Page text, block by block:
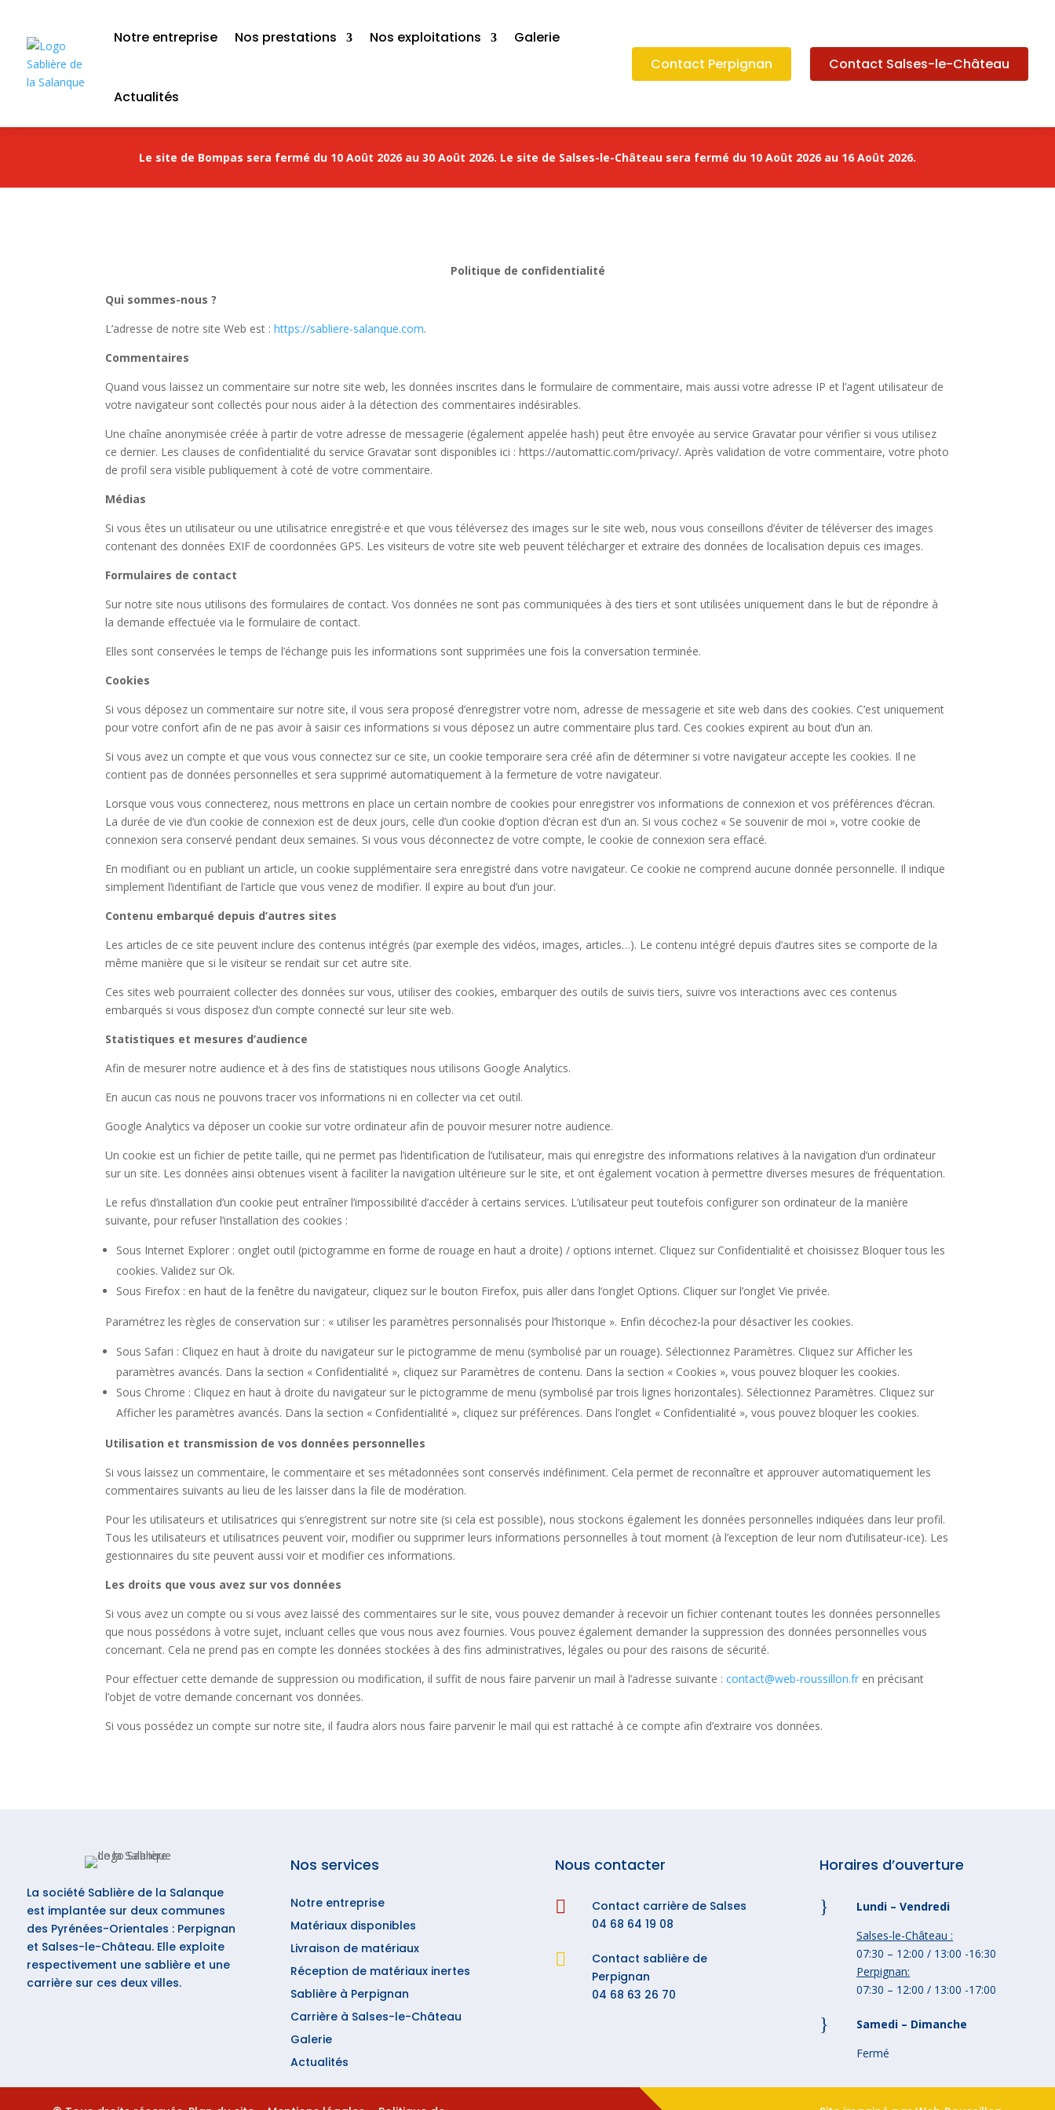
Notre entreprise Nos prestations Nos exploitations Galerie
Actualités
Contact Perpignan Contact Salses-le-Château
Le site de Bompas sera fermé du 10 Août 2026 au 30 Août 2026. Le site de Salses-le-Château sera fermé du 10 Août 2026 au 16 Août 2026.
Politique de confidentialité
Qui sommes-nous ?
L’adresse de notre site Web est :https://sabliere-salanque.com.
Commentaires
Quand vous laissez un commentaire sur notre site web, les données inscrites dans le formulaire de commentaire, mais aussi votre adresse IP et l’agent utilisateur de
votre navigateur sont collectés pour nous aider à la détection des commentaires indésirables.
Une chaîne anonymisée créée à partir de votre adresse de messagerie (également appelée hash) peut être envoyée au service Gravatar pour vérifier si vous utilisez
ce dernier. Les clauses de confidentialité du service Gravatar sont disponibles ici : https://automattic.com/privacy/. Après validation de votre commentaire, votre photo
de profil sera visible publiquement à coté de votre commentaire.
Médias
Si vous êtes un utilisateur ou une utilisatrice enregistré·e et que vous téléversez des images sur le site web, nous vous conseillons d’éviter de téléverser des images
contenant des données EXIF de coordonnées GPS. Les visiteurs de votre site web peuvent télécharger et extraire des données de localisation depuis ces images.
Formulaires de contact
Sur notre site nous utilisons des formulaires de contact. Vos données ne sont pas communiquées à des tiers et sont utilisées uniquement dans le but de répondre à
la demande effectuée via le formulaire de contact.
Elles sont conservées le temps de l’échange puis les informations sont supprimées une fois la conversation terminée.
Cookies
Si vous déposez un commentaire sur notre site, il vous sera proposé d’enregistrer votre nom, adresse de messagerie et site web dans des cookies. C’est uniquement
pour votre confort afin de ne pas avoir à saisir ces informations si vous déposez un autre commentaire plus tard. Ces cookies expirent au bout d’un an.
Si vous avez un compte et que vous vous connectez sur ce site, un cookie temporaire sera créé afin de déterminer si votre navigateur accepte les cookies. Il ne
contient pas de données personnelles et sera supprimé automatiquement à la fermeture de votre navigateur.
Lorsque vous vous connecterez, nous mettrons en place un certain nombre de cookies pour enregistrer vos informations de connexion et vos préférences d’écran.
La durée de vie d’un cookie de connexion est de deux jours, celle d’un cookie d’option d’écran est d’un an. Si vous cochez « Se souvenir de moi », votre cookie de
connexion sera conservé pendant deux semaines. Si vous vous déconnectez de votre compte, le cookie de connexion sera effacé.
En modifiant ou en publiant un article, un cookie supplémentaire sera enregistré dans votre navigateur. Ce cookie ne comprend aucune donnée personnelle. Il indique
simplement l’identifiant de l’article que vous venez de modifier. Il expire au bout d’un jour.
Contenu embarqué depuis d’autres sites
Les articles de ce site peuvent inclure des contenus intégrés (par exemple des vidéos, images, articles…). Le contenu intégré depuis d’autres sites se comporte de la
même manière que si le visiteur se rendait sur cet autre site.
Ces sites web pourraient collecter des données sur vous, utiliser des cookies, embarquer des outils de suivis tiers, suivre vos interactions avec ces contenus
embarqués si vous disposez d’un compte connecté sur leur site web.
Statistiques et mesures d’audience
Afin de mesurer notre audience et à des fins de statistiques nous utilisons Google Analytics.
En aucun cas nous ne pouvons tracer vos informations ni en collecter via cet outil.
Google Analytics va déposer un cookie sur votre ordinateur afin de pouvoir mesurer notre audience.
Un cookie est un fichier de petite taille, qui ne permet pas l’identification de l’utilisateur, mais qui enregistre des informations relatives à la navigation d’un ordinateur
sur un site. Les données ainsi obtenues visent à faciliter la navigation ultérieure sur le site, et ont également vocation à permettre diverses mesures de fréquentation.
Le refus d’installation d’un cookie peut entraîner l’impossibilité d’accéder à certains services. L’utilisateur peut toutefois configurer son ordinateur de la manière
suivante, pour refuser l’installation des cookies :
Sous Internet Explorer : onglet outil (pictogramme en forme de rouage en haut a droite) / options internet. Cliquez sur Confidentialité et choisissez Bloquer tous les
cookies. Validez sur Ok.
Sous Firefox : en haut de la fenêtre du navigateur, cliquez sur le bouton Firefox, puis aller dans l’onglet Options. Cliquer sur l’onglet Vie privée.
Paramétrez les règles de conservation sur : « utiliser les paramètres personnalisés pour l’historique ». Enfin décochez-la pour désactiver les cookies.
Sous Safari : Cliquez en haut à droite du navigateur sur le pictogramme de menu (symbolisé par un rouage). Sélectionnez Paramètres. Cliquez sur Afficher les
paramètres avancés. Dans la section « Confidentialité », cliquez sur Paramètres de contenu. Dans la section « Cookies », vous pouvez bloquer les cookies.
Sous Chrome : Cliquez en haut à droite du navigateur sur le pictogramme de menu (symbolisé par trois lignes horizontales). Sélectionnez Paramètres. Cliquez sur
Afficher les paramètres avancés. Dans la section « Confidentialité », cliquez sur préférences. Dans l’onglet « Confidentialité », vous pouvez bloquer les cookies.
Utilisation et transmission de vos données personnelles
Si vous laissez un commentaire, le commentaire et ses métadonnées sont conservés indéfiniment. Cela permet de reconnaître et approuver automatiquement les
commentaires suivants au lieu de les laisser dans la file de modération.
Pour les utilisateurs et utilisatrices qui s’enregistrent sur notre site (si cela est possible), nous stockons également les données personnelles indiquées dans leur profil.
Tous les utilisateurs et utilisatrices peuvent voir, modifier ou supprimer leurs informations personnelles à tout moment (à l’exception de leur nom d’utilisateur-ice). Les
gestionnaires du site peuvent aussi voir et modifier ces informations.
Les droits que vous avez sur vos données
Si vous avez un compte ou si vous avez laissé des commentaires sur le site, vous pouvez demander à recevoir un fichier contenant toutes les données personnelles
que nous possédons à votre sujet, incluant celles que vous nous avez fournies. Vous pouvez également demander la suppression des données personnelles vous
concernant. Cela ne prend pas en compte les données stockées à des fins administratives, légales ou pour des raisons de sécurité.
Pour effectuer cette demande de suppression ou modification, il suffit de nous faire parvenir un mail à l’adresse suivante :contact@web-roussillon.fr en précisant
l’objet de votre demande concernant vos données.
Si vous possédez un compte sur notre site, il faudra alors nous faire parvenir le mail qui est rattaché à ce compte afin d’extraire vos données.
La société Sablière de la Salanque
est implantée sur deux communes
des Pyrénées-Orientales : Perpignan
et Salses-le-Château. Elle exploite
respectivement une sablière et une
carrière sur ces deux villes.
Nos services
Notre entreprise
Matériaux disponibles
Livraison de matériaux
Réception de matériaux inertes
Sablière à Perpignan
Carrière à Salses-le-Château
Galerie
Actualités
Nous contacter

Contact carrière de Salses
04 68 64 19 08

Contact sablière de
Perpignan
04 68 63 26 70
Horaires d’ouverture
}
Lundi – Vendredi
Salses-le-Château :
07:30 – 12:00 / 13:00 -16:30
Perpignan:
07:30 – 12:00 / 13:00 -17:00
}
Samedi – Dimanche
Fermé